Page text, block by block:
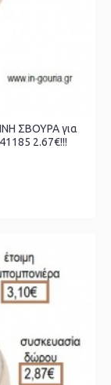
ΣΒΟΥΡΑ για
2.67€!!!